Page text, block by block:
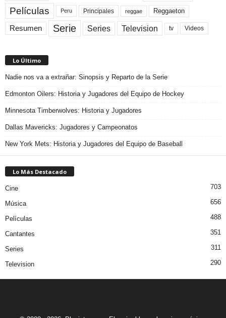
Películas Peru Principales reggae Reggaeton
Resumen Serie Series Television tv Videos
Lo Último
Nadie nos va a extrañar: Sinopsis y Reparto de la Serie
Edmonton Oilers: Historia y Jugadores del Equipo de Hockey
Minnesota Timberwolves: Historia y Jugadores
Dallas Mavericks: Jugadores y Campeonatos
New York Mets: Historia y Jugadores del Equipo de Baseball
Lo Más Destacado
Cine 703
Música 656
Películas 488
Cantantes 351
Series 311
Television 290